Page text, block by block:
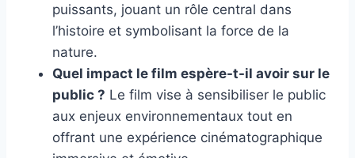
puissants, jouant un rôle central dans
l’histoire et symbolisant la force de la
nature.
Quel impact le film espère-t-il avoir sur le
public ? Le film vise à sensibiliser le public
aux enjeux environnementaux tout en
offrant une expérience cinématographique